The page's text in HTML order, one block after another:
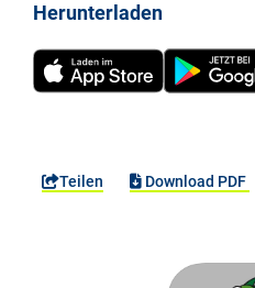
Herunterladen
Teilen Download PDF